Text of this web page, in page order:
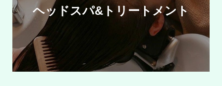
ヘッドスパ&トリートメント